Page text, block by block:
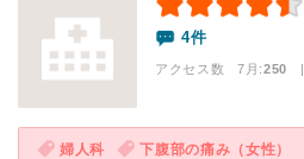
4件
アクセス数 7月:250 |
婦人科 下腹部の痛み（女性）